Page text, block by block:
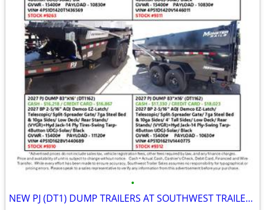
•
NEW PJ (DT1) DUMP TRAILERS AT SOUTHWEST TRAILER SALES (760) 788-8900